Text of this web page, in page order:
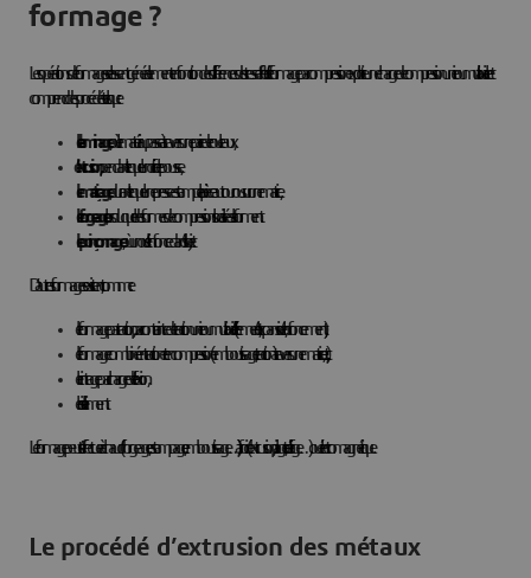
formage ?
Les opérations de formage se classent généralement en fonction des différences de stress effectif.Le formage par compressionexploite une charge de compression unie ou multiaxiale et
comprend des procédés tels que :
le laminage,où le matériau passe à travers une paire de rouleaux,
l’extrusion,pendant lequel un orifice le pousse,
le matriçage, durant lequel une presse estampe la pièce autour ou sur une matrice,
le forgeage, lors duquel des formes de compressions localisées la forment.
le poinçonnage, où un outil s’enfonce dans l’objet.
D’autres formages existent, comme :
le formage par traction, par contrainte de traction unie ou multiaxiale (l’étirement, l’expansion, l’enfoncement),
le formage combiné en traction et en compression (emboutissage, traction à travers une matrice, etc.),
le cintrage par charge de flexion,
le cisaillement.
Le formage peut s’effectuer à chaud (forgeage, estampage, emboutissage…), à froid (extrusion, pliage, tréfilage…) ou électromagnétique.
Le procédé d’extrusion des métaux